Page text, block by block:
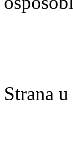
Strana